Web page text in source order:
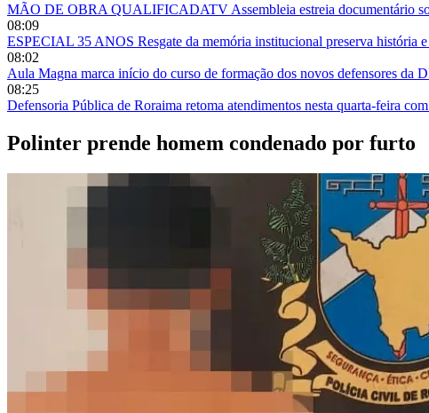
MÃO DE OBRA QUALIFICADATV Assembleia estreia documentário
08:09
ESPECIAL 35 ANOS Resgate da memória institucional preserva história
08:02
Aula Magna marca início do curso de formação dos novos defensores da
08:25
Defensoria Pública de Roraima retoma atendimentos nesta quarta-feira
Polinter prende homem condenado por furto